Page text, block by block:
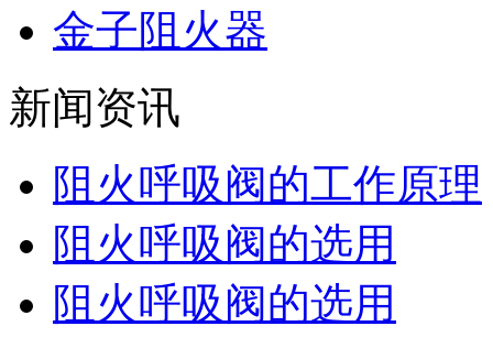
金子阻火器
新闻资讯
阻火呼吸阀的工作原理
阻火呼吸阀的选用
阻火呼吸阀的选用